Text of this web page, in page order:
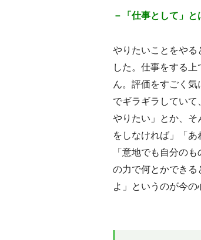
－「仕事として」と
やりたいことをやる
した。仕事をする
ん。評価をすごく
でギラギラしてい
やりたい」とか、そ
をしなければ」「
「意地でも自分の
の力で何とかできる
よ」というのが今の